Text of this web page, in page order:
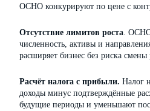
ОСНО конкурируют по цене с
Отсутствие лимитов роста. ОСНО
численность, активы и
расширяет бизнес без риска
Расчёт налога с прибыли. Налог
доходы минус подтверждённые
будущие периоды и уменьшают